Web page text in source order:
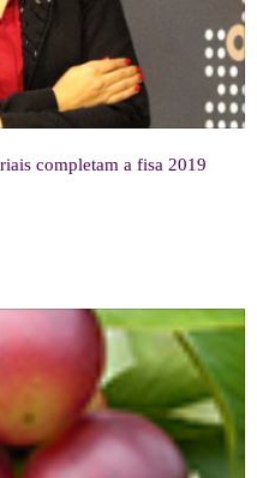
completam a fisa 2019